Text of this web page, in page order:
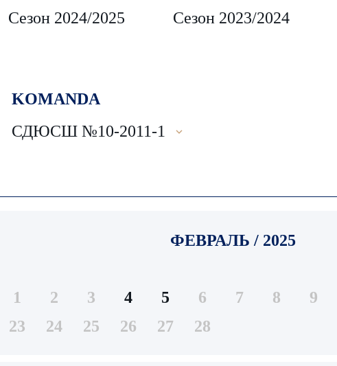
Сезон 2024/2025 Сезон 2023/2024
KOMANDA
СДЮСШ №10-2011-1
ФЕВРАЛЬ / 2025
1 2 3 4 5 6 7 8 9
23 24 25 26 27 28